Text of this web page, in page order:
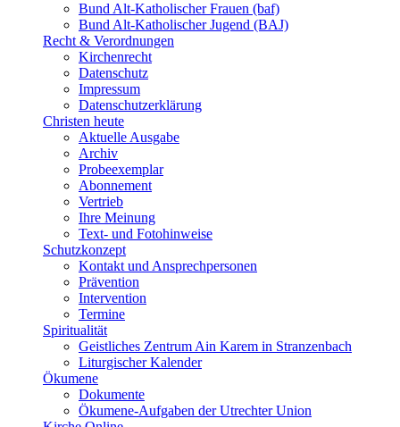
Bund Alt-Katholischer Frauen (baf)
Bund Alt-Katholischer Jugend (BAJ)
Recht & Verordnungen
Kirchenrecht
Datenschutz
Impressum
Datenschutzerklärung
Christen heute
Aktuelle Ausgabe
Archiv
Probeexemplar
Abonnement
Vertrieb
Ihre Meinung
Text- und Fotohinweise
Schutzkonzept
Kontakt und Ansprechpersonen
Prävention
Intervention
Termine
Spiritualität
Geistliches Zentrum Ain Karem in Stranzenbach
Liturgischer Kalender
Ökumene
Dokumente
Ökumene-Aufgaben der Utrechter Union